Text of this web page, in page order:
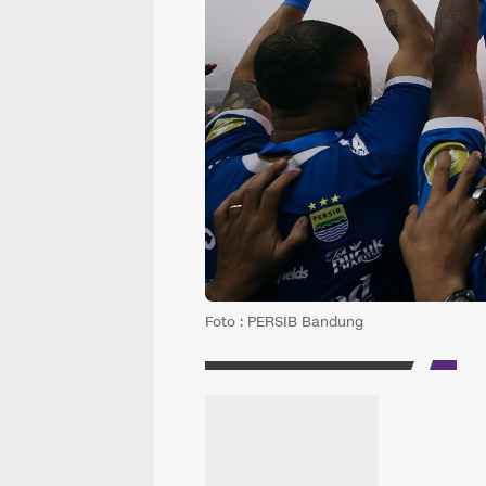
Foto : PERSIB Bandung